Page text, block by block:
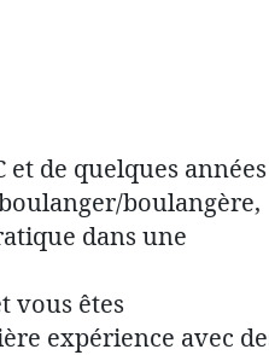
de quelques années
boulangère,
dans une
vous êtes
expérience avec